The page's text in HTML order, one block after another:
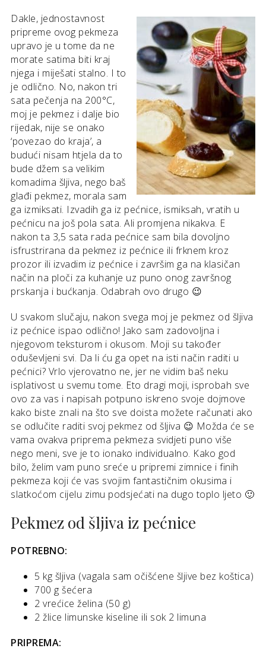
Dakle, jednostavnost
pripreme ovog pekmeza
upravo je u tome da ne
morate satima biti kraj
njega i miješati stalno. I to
je odlično. No, nakon tri
sata pečenja na 200°C,
moj je pekmez i dalje bio
rijedak, nije se onako
‘povezao do kraja’, a
budući nisam htjela da to
bude džem sa velikim
komadima šljiva, nego baš
glađi pekmez, morala sam
ga izmiksati. Izvadih ga iz pećnice, ismiksah, vratih u
pećnicu na još pola sata. Ali promjena nikakva. E
nakon ta 3,5 sata rada pećnice sam bila dovoljno
isfrustrirana da pekmez iz pećnice ili frknem kroz
prozor ili izvadim iz pećnice i završim ga na klasičan
način na ploči za kuhanje uz puno onog završnog
prskanja i bućkanja. Odabrah ovo drugo 😉
U svakom slučaju, nakon svega moj je pekmez od šljiva
iz pećnice ispao odlično! Jako sam zadovoljna i
njegovom teksturom i okusom. Moji su također
oduševljeni svi. Da li ću ga opet na isti način raditi u
pećnici? Vrlo vjerovatno ne, jer ne vidim baš neku
isplativost u svemu tome. Eto dragi moji, isprobah sve
ovo za vas i napisah potpuno iskreno svoje dojmove
kako biste znali na što sve doista možete računati ako
se odlučite raditi svoj pekmez od šljiva 😉 Možda će se
vama ovakva priprema pekmeza svidjeti puno više
nego meni, sve je to ionako individualno. Kako god
bilo, želim vam puno sreće u pripremi zimnice i finih
pekmeza koji će vas svojim fantastičnim okusima i
slatkoćom cijelu zimu podsjećati na dugo toplo ljeto 🙂
Pekmez od šljiva iz pećnice
POTREBNO:
5 kg šljiva (vagala sam očišćene šljive bez koštica)
700 g šećera
2 vrećice želina (50 g)
2 žlice limunske kiseline ili sok 2 limuna
PRIPREMA: